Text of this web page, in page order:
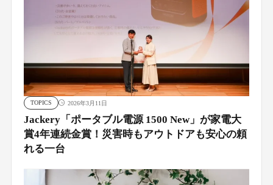
TOPICS 2026年3月11日
Jackery「ポータブル電源 1500 New」が家電大
賞4年連続金賞！災害時もアウトドアも安心の頼
れる一台